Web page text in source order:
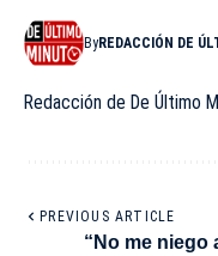
ByREDACCIÓN DE
Redacción de De Último
PREVIOUS ARTICLE
“No me niego